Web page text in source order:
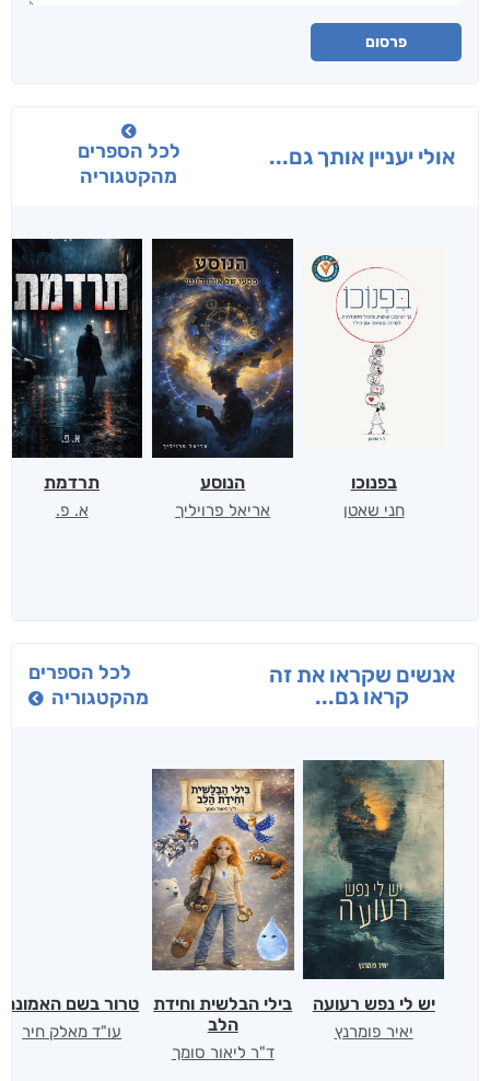
פרסום
אולי יעניין אותך גם...
לכל הספרים
מהקטגוריה
בפנוכו
חני שאטן
הנוסע
אריאל פרויליך
תרדמת
א. פ.
אנשים שקראו את זה
קראו גם...
לכל הספרים
מהקטגוריה
יש לי נפש רעועה
יאיר פומרנץ
בילי הבלשית וחידת
הלב
ד"ר ליאור סומך
טרור בשם האמונה
עו"ד מאלק חיר